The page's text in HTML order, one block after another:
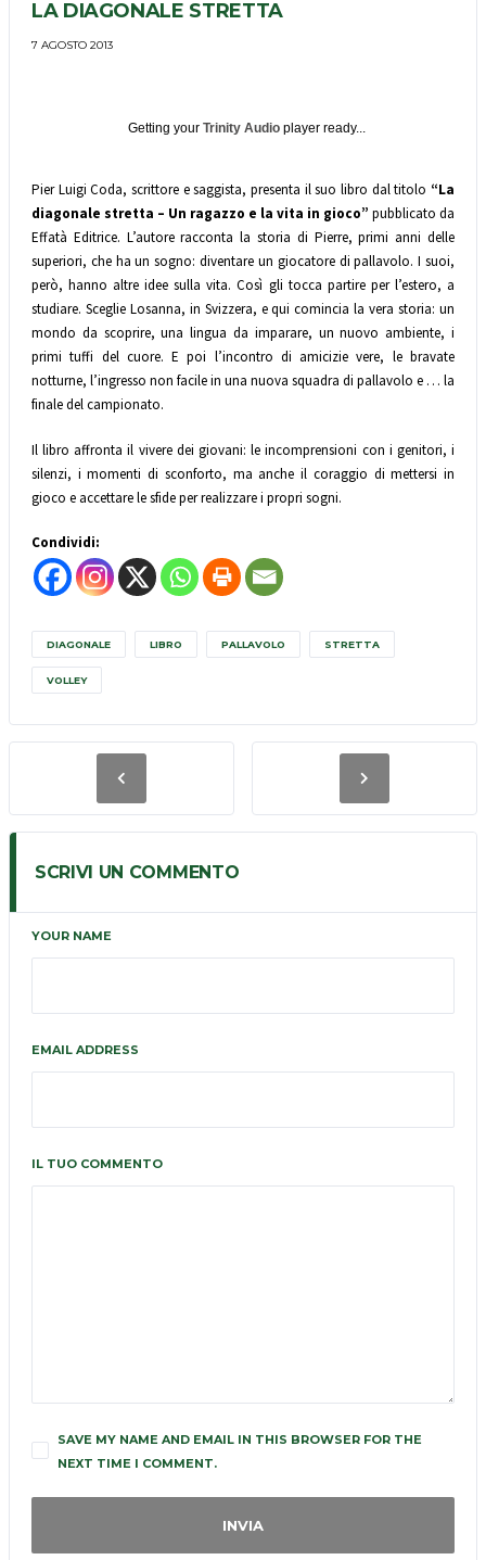
LA DIAGONALE STRETTA
7 AGOSTO 2013
Getting your Trinity Audioplayer ready...
Pier Luigi Coda, scrittore e saggista, presenta il suo libro dal titolo “La
diagonale stretta – Un ragazzo e la vita in gioco” pubblicato da
Effatà Editrice. L’autore racconta la storia di Pierre, primi anni delle
superiori, che ha un sogno: diventare un giocatore di pallavolo. I suoi,
però, hanno altre idee sulla vita. Così gli tocca partire per l’estero, a
studiare. Sceglie Losanna, in Svizzera, e qui comincia la vera storia: un
mondo da scoprire, una lingua da imparare, un nuovo ambiente, i
primi tuffi del cuore. E poi l’incontro di amicizie vere, le bravate
notturne, l’ingresso non facile in una nuova squadra di pallavolo e … la
finale del campionato.
Il libro affronta il vivere dei giovani: le incomprensioni con i genitori, i
silenzi, i momenti di sconforto, ma anche il coraggio di mettersi in
gioco e accettare le sfide per realizzare i propri sogni.
Condividi:
DIAGONALE LIBRO PALLAVOLO STRETTA
VOLLEY
SCRIVI UN COMMENTO
YOUR NAME
EMAIL ADDRESS
IL TUO COMMENTO
SAVE MY NAME AND EMAIL IN THIS BROWSER FOR THE
NEXT TIME I COMMENT.